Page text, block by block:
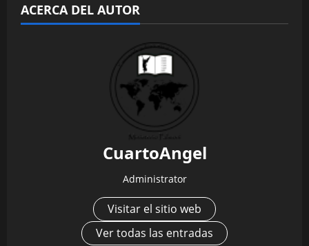
ACERCA DEL AUTOR
CuartoAngel
Administrator
Visitar el sitio web
Ver todas las entradas